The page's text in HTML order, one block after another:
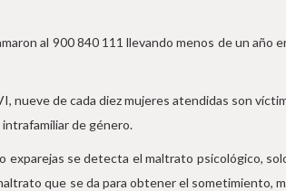
al 900 840 111 llevando menos de un año
nueve de cada diez mujeres atendidas son
de género.
exparejas se detecta el maltrato psicológico,
que se da para obtener el sometimiento,